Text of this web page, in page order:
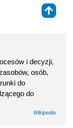
i decyzji,
osób,
do
do
Wikipedia